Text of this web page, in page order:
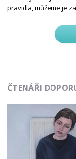
pravidla, můžeme je
ČTENÁŘI